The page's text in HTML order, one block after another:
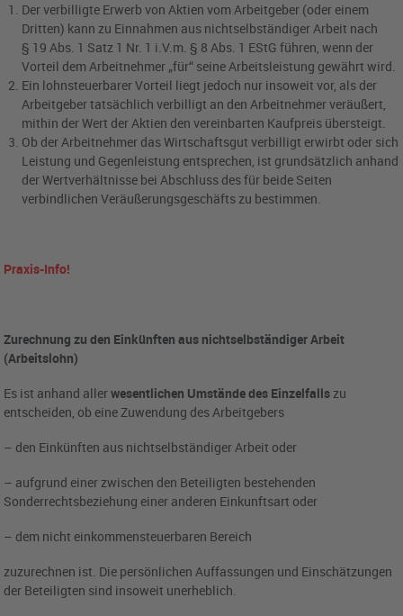
Der verbilligte Erwerb von Aktien vom Arbeitgeber (oder einem
Dritten) kann zu Einnahmen aus nichtselbständiger Arbeit nach
§ 19 Abs. 1 Satz 1 Nr. 1 i.V.m. § 8 Abs. 1 EStG führen, wenn der
Vorteil dem Arbeitnehmer „für“ seine Arbeitsleistung gewährt wird.
Ein lohnsteuerbarer Vorteil liegt jedoch nur insoweit vor, als der
Arbeitgeber tatsächlich verbilligt an den Arbeitnehmer veräußert,
mithin der Wert der Aktien den vereinbarten Kaufpreis übersteigt.
Ob der Arbeitnehmer das Wirtschaftsgut verbilligt erwirbt oder sich
Leistung und Gegenleistung entsprechen, ist grundsätzlich anhand
der Wertverhältnisse bei Abschluss des für beide Seiten
verbindlichen Veräußerungsgeschäfts zu bestimmen.
Praxis-Info!
Zurechnung zu den Einkünften aus nichtselbständiger Arbeit
(Arbeitslohn)
Es ist anhand allerwesentlichen Umstände des Einzelfallszu
entscheiden, ob eine Zuwendung des Arbeitgebers
– den Einkünften aus nichtselbständiger Arbeit oder
– aufgrund einer zwischen den Beteiligten bestehenden
Sonderrechtsbeziehung einer anderen Einkunftsart oder
– dem nicht einkommensteuerbaren Bereich
zuzurechnen ist. Die persönlichen Auffassungen und Einschätzungen
der Beteiligten sind insoweit unerheblich.